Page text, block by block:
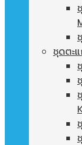
ชุดตะ